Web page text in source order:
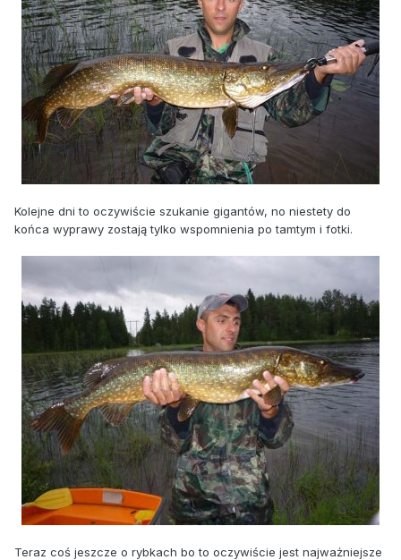
Kolejne dni to oczywiście szukanie gigantów, no niestety do
końca wyprawy zostają tylko wspomnienia po tamtym i fotki.
Teraz coś jeszcze o rybkach bo to oczywiście jest najważniejsze